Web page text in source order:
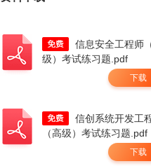
级）考试练习题.pdf
下载
（高级）考试练习题.pdf
下载